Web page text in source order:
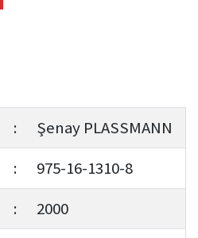
:
Şenay PLASSMANN
:
975-16-1310-8
:
2000